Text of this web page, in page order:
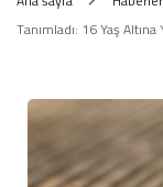
Tanımladı: 16 Yaş